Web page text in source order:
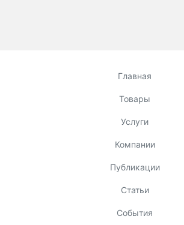
Главная
Товары
Услуги
Компании
Публикации
Статьи
События